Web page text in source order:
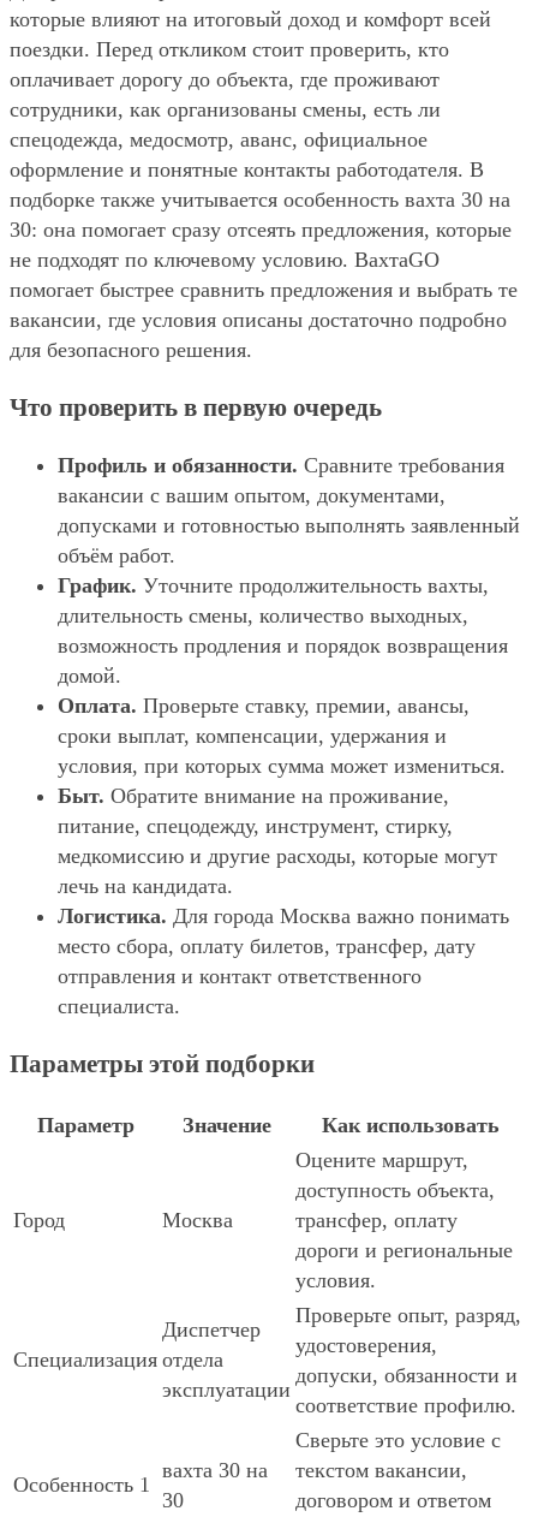
которые влияют на итоговый доход и комфорт всей
поездки. Перед откликом стоит проверить, кто
оплачивает дорогу до объекта, где проживают
сотрудники, как организованы смены, есть ли
спецодежда, медосмотр, аванс, официальное
оформление и понятные контакты работодателя. В
подборке также учитывается особенность вахта 30 на
30: она помогает сразу отсеять предложения, которые
не подходят по ключевому условию. ВахтаGO
помогает быстрее сравнить предложения и выбрать те
вакансии, где условия описаны достаточно подробно
для безопасного решения.
Что проверить в первую очередь
Профиль и обязанности. Сравните требования
вакансии с вашим опытом, документами,
допусками и готовностью выполнять заявленный
объём работ.
График. Уточните продолжительность вахты,
длительность смены, количество выходных,
возможность продления и порядок возвращения
домой.
Оплата. Проверьте ставку, премии, авансы,
сроки выплат, компенсации, удержания и
условия, при которых сумма может измениться.
Быт. Обратите внимание на проживание,
питание, спецодежду, инструмент, стирку,
медкомиссию и другие расходы, которые могут
лечь на кандидата.
Логистика. Для города Москва важно понимать
место сбора, оплату билетов, трансфер, дату
отправления и контакт ответственного
специалиста.
Параметры этой подборки
Параметр Значение Как использовать
Город Москва
Оцените маршрут,
доступность объекта,
трансфер, оплату
дороги и региональные
условия.
Специализация
Диспетчер
отдела
эксплуатации
Проверьте опыт, разряд,
удостоверения,
допуски, обязанности и
соответствие профилю.
Особенность 1
вахта 30 на
30
Сверьте это условие с
текстом вакансии,
договором и ответом